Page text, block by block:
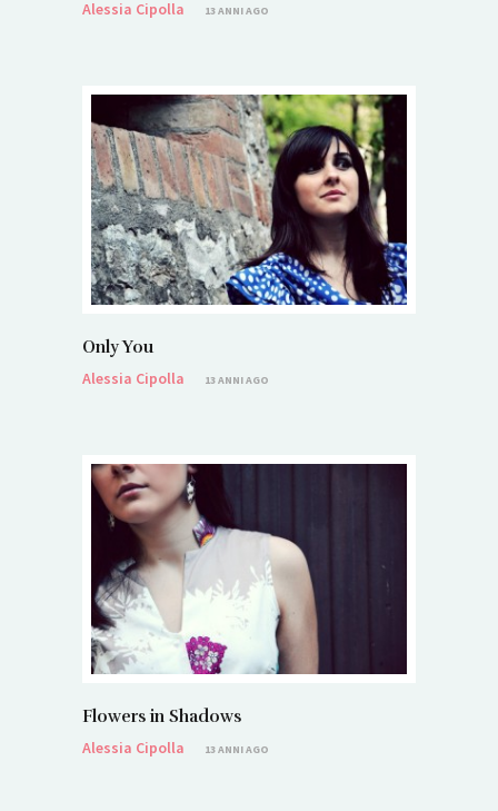
Alessia Cipolla 13 ANNI AGO
Only You
Alessia Cipolla
13 ANNI AGO
Flowers in Shadows
Alessia Cipolla
13 ANNI AGO